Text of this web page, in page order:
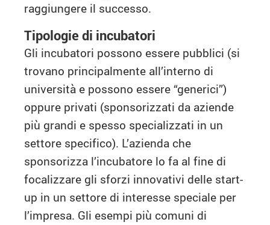
raggiungere il successo.
Tipologie di incubatori
Gli incubatori possono essere pubblici (si
trovano principalmente all’interno di
università e possono essere “generici”)
oppure privati (sponsorizzati da aziende
più grandi e spesso specializzati in un
settore specifico). L’azienda che
sponsorizza l’incubatore lo fa al fine di
focalizzare gli sforzi innovativi delle start-
up in un settore di interesse speciale per
l’impresa. Gli esempi più comuni di